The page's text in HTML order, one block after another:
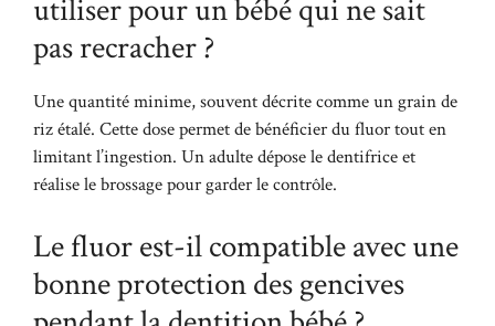
utiliser pour un bébé qui ne sait
pas recracher ?
Une quantité minime, souvent décrite comme un grain de
riz étalé. Cette dose permet de bénéficier du fluor tout en
limitant l’ingestion. Un adulte dépose le dentifrice et
réalise le brossage pour garder le contrôle.
Le fluor est-il compatible avec une
bonne protection des gencives